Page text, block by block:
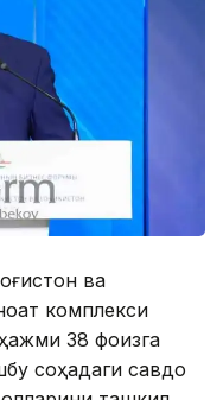
ва
комплекси
38 фоизга
соҳадаги савдо